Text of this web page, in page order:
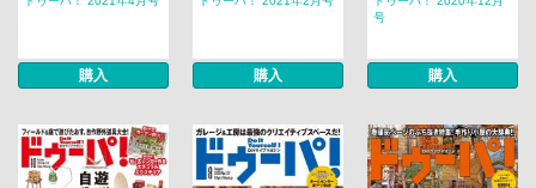
購入 購入
号
購入